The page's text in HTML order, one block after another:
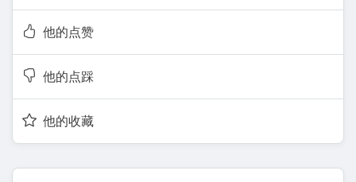
他的点赞
他的点踩
他的收藏